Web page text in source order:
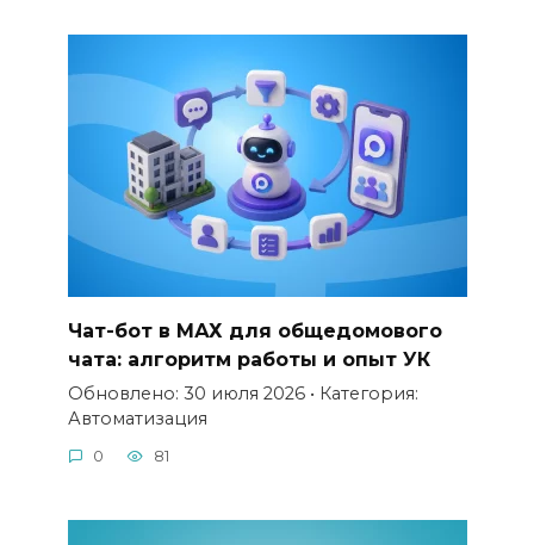
Чат-бот в МАХ для общедомового
чата: алгоритм работы и опыт УК
Обновлено: 30 июля 2026 • Категория:
Автоматизация
0 81